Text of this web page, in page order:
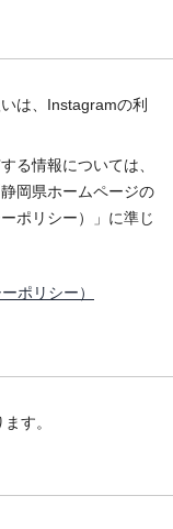
は、Instagramの利
る情報については、
岡県ホームページの
ポリシー）」に準じ
ポリシー）
す。